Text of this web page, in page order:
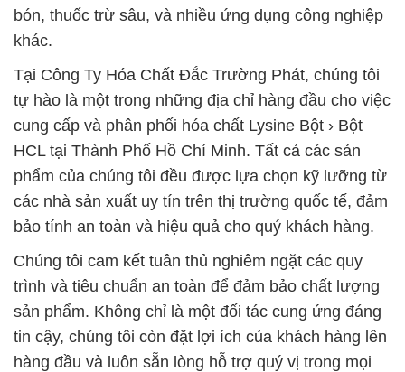
bón, thuốc trừ sâu, và nhiều ứng dụng công nghiệp
khác.
Tại Công Ty Hóa Chất Đắc Trường Phát, chúng tôi
tự hào là một trong những địa chỉ hàng đầu cho việc
cung cấp và phân phối hóa chất Lysine Bột › Bột
HCL tại Thành Phố Hồ Chí Minh. Tất cả các sản
phẩm của chúng tôi đều được lựa chọn kỹ lưỡng từ
các nhà sản xuất uy tín trên thị trường quốc tế, đảm
bảo tính an toàn và hiệu quả cho quý khách hàng.
Chúng tôi cam kết tuân thủ nghiêm ngặt các quy
trình và tiêu chuẩn an toàn để đảm bảo chất lượng
sản phẩm. Không chỉ là một đối tác cung ứng đáng
tin cậy, chúng tôi còn đặt lợi ích của khách hàng lên
hàng đầu và luôn sẵn lòng hỗ trợ quý vị trong mọi